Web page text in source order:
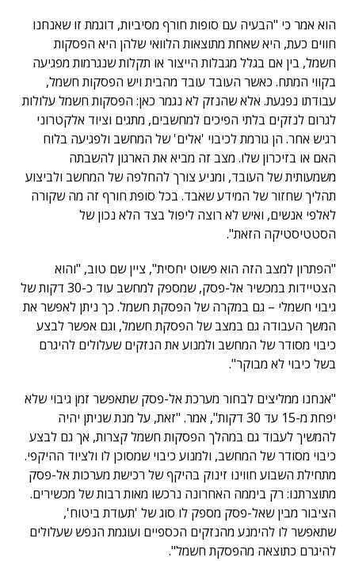
הוא אמר כי "הבעיה עם סופות חורף מסיביות, דוגמת זו שאנחנו
חווים כעת, היא שאחת מתוצאות הלוואי שלהן היא הפסקות
חשמל, בין אם בגלל מגבלות הייצור או תקלות שנגרמות מפגיעה
בקווי המתח. כאשר העובד עובד מהבית ויש הפסקות חשמל,
עבודתו נפגעת. אלא שהנזק לא נגמר כאן: הפסקות חשמל עלולות
לגרום לנזקים בלתי הפיכים למחשבים, מתגים וציוד אלקטרוני
רגיש אחר. הן גורמת לכיבוי 'אלים' של המחשב ולפגיעה בלוח
האם או בזיכרון שלו. מצב זה מביא את הארגון להשבתה
משמעותית של העובד, ומניע צורך להחלפה של המחשב ולביצוע
תהליך שחזור של המידע שאבד. בכל סופת חורף זה מה שקורה
לאלפי אנשים, ואיש לא רוצה ליפול בצד הלא נכון של
הסטטיסטיקה הזאת".
"הפתרון למצב הזה הוא פשוט יחסית", ציין שם טוב, "והוא
הצטיידות במכשיר אל-פסק, שמספק למחשב עוד כ-30 דקות של
גיבוי חשמלי – גם במקרה של הפסקת חשמל. כך ניתן לאפשר את
המשך העבודה גם במצב של הפסקת חשמל, וגם אפשר לבצע
כיבוי מסודר של המחשב ולמנוע את הנזקים שעלולים להיגרם
בשל כיבוי לא מבוקר".
"אנחנו ממליצים לבחור מערכת אל-פסק שתאפשר זמן גיבוי שלא
יפחת מ-15 עד 30 דקות", אמר. "זאת, על מנת שניתן יהיה
להמשיך לעבוד גם במהלך הפסקות חשמל קצרות, אך גם לבצע
כיבוי מסודר של המחשב, ולמנוע כיבוי שמסוכן לו ולציוד ההיקפי.
מתחילת השבוע חווינו זינוק בהיקף של רכישת מערכות אל-פסק
מתוצרתנו: רק ביממה האחרונה נרכשו מאות רבות של מכשירים.
הציבור מבין שאל-פסק מספק לו סוג של 'תעודת ביטוח',
שתאפשר לו להימנע מהנזקים הכספיים ועוגמת הנפש שעלולים
להיגרם כתוצאה מהפסקת חשמל".